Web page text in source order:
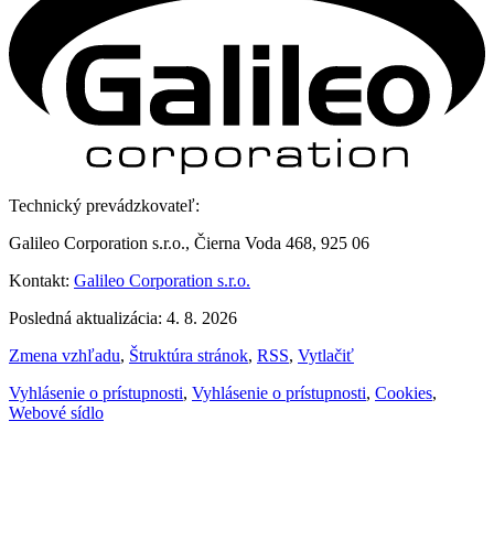
Technický prevádzkovateľ:
Galileo Corporation s.r.o., Čierna Voda 468, 925 06
Kontakt: Galileo Corporation s.r.o.
Posledná aktualizácia: 4. 8. 2026
Zmena vzhľadu, Štruktúra stránok, RSS, Vytlačiť
Vyhlásenie o prístupnosti, Vyhlásenie o prístupnosti, Cookies,
Webové sídlo